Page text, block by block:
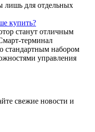
для отдельных
купить?
станут отличным
терминал
стандартным набором
управления
свежие новости и